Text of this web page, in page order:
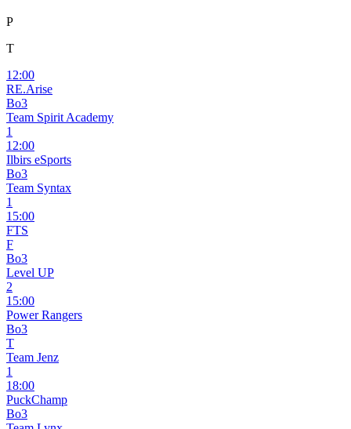
P
T
12:00
RE.Arise
Bo3
Team Spirit Academy
1
12:00
Ilbirs eSports
Bo3
Team Syntax
1
15:00
FTS
F
Bo3
Level UP
2
15:00
Power Rangers
Bo3
T
Team Jenz
1
18:00
PuckChamp
Bo3